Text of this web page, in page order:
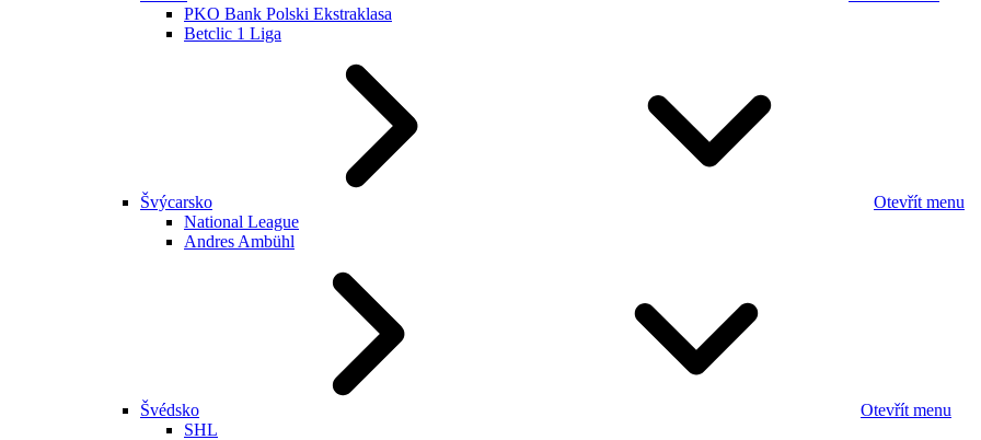
PKO Bank Polski Ekstraklasa
Betclic 1 Liga
Švýcarsko
Otevřít menu
National League
Andres Ambühl
Švédsko
Otevřít menu
SHL